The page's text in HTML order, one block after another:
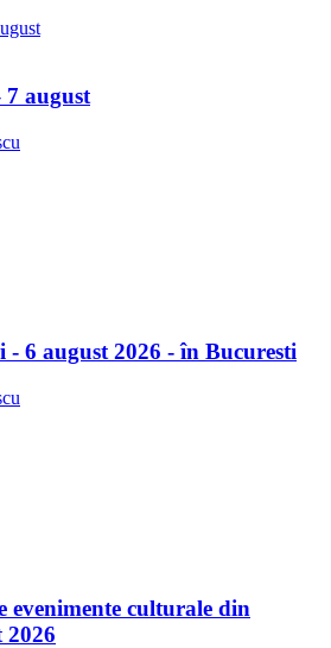
august
- 6 august 2026 - în Bucuresti
evenimente culturale din
2026